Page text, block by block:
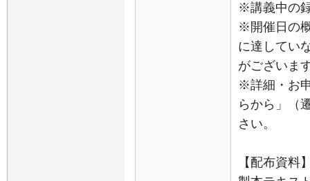
※講義中の
※開催日の
に達してい
がございま
※詳細・お
らから」（
さい。
【配布資料